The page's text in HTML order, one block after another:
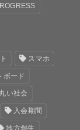
スマホ
ボード
丸い社会
入会期間
地方創生